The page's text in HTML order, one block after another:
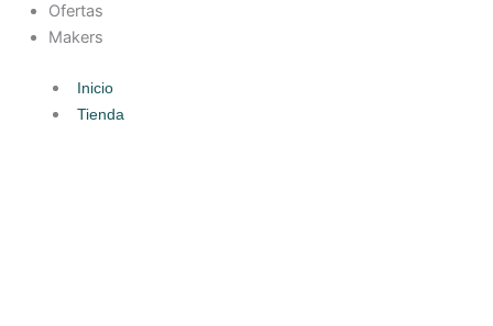
Ofertas
Makers
Inicio
Tienda